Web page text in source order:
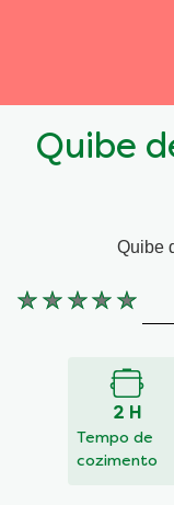
Quibe
Quibe
Nenhuma
2 H
Tempo de
cozimento